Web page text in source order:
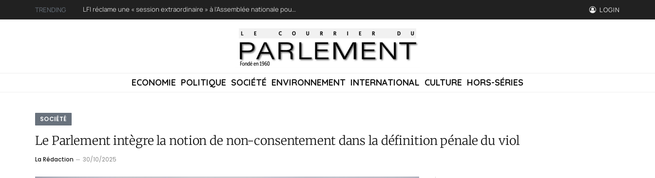
TRENDING LFI réclame une « session extraordinaire » à l’Assemblée nationale pour lutter contre les incendies LOGIN
ECONOMIE POLITIQUE SOCIÉTÉ ENVIRONNEMENT INTERNATIONAL CULTURE HORS-SÉRIES
SOCIÉTÉ
Le Parlement intègre la notion de non-consentement dans la définition pénale du viol
La Rédaction 30/10/2025